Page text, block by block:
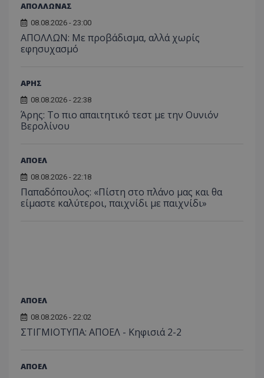
ΑΠΟΛΛΩΝΑΣ
08.08.2026 - 23:00
ΑΠΟΛΛΩΝ: Με προβάδισμα, αλλά χωρίς
εφησυχασμό
ΑΡΗΣ
08.08.2026 - 22:38
Άρης: Το πιο απαιτητικό τεστ με την Ουνιόν
Βερολίνου
ΑΠΟΕΛ
08.08.2026 - 22:18
Παπαδόπουλος: «Πίστη στο πλάνο μας και θα
είμαστε καλύτεροι, παιχνίδι με παιχνίδι»
ΑΠΟΕΛ
08.08.2026 - 22:02
ΣΤΙΓΜΙΟΤΥΠΑ: ΑΠΟΕΛ - Κηφισιά 2-2
ΑΠΟΕΛ